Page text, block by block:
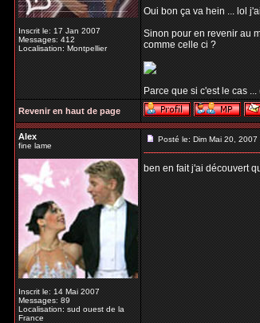
Inscrit le: 17 Jan 2007
Messages: 412
Localisation: Montpellier
Oui bon ça va hein ... lol
Sinon pour en revenir au
comme celle ci ?
Parce que si c'est le cas
Revenir en haut de page
Alex
fine lame
Inscrit le: 14 Mai 2007
Messages: 89
Localisation: sud ouest de la
France
Posté le: Dim Mai 20, 2007
ben en fait j'ai découvert